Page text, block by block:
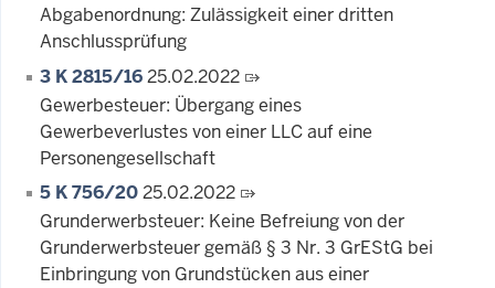
Abgabenordnung: Zulässigkeit einer dritten
Anschlussprüfung
3 K 2815/1625.02.2022
Gewerbesteuer: Übergang eines
Gewerbeverlustes von einer LLC auf eine
Personengesellschaft
5 K 756/2025.02.2022
Grunderwerbsteuer: Keine Befreiung von der
Grunderwerbsteuer gemäß § 3 Nr. 3 GrEStG bei
Einbringung von Grundstücken aus einer